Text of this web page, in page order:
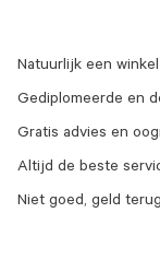
Natuurlijk een
Gediplomeerde en
Gratis advies en
Altijd de beste
Niet goed, geld terug